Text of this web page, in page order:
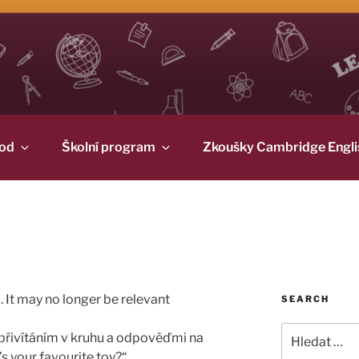
Školní program Zkoušky Cambridge
It may no longer be relevant
v kruhu a odpověďmi na
SEARCH